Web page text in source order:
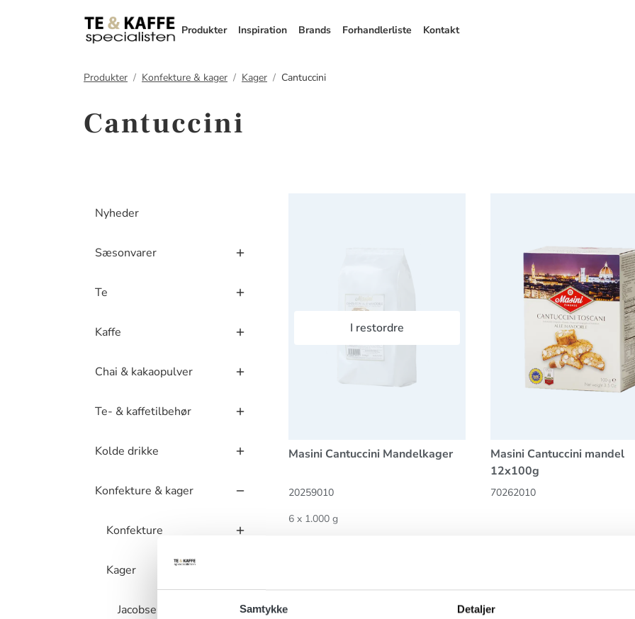
Samtykke Detaljer
Produkter Inspiration Brands Forhandlerliste Kontakt
Produkter Konfekture & kager Kager Cantuccini
Cantuccini
Nyheder
Sæsonvarer
Te
Kaffe
Chai & kakaopulver
Te- & kaffetilbehør
Kolde drikke
Konfekture & kager
Konfekture
Kager
Jacobsens Bakery
I restordre
Masini Cantuccini Mandelkager
20259010
6 x 1.000 g
Masini Cantuccini mandel
12x100g
70262010